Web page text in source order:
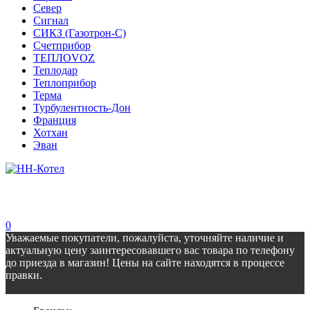
Север
Сигнал
СИКЗ (Газотрон-С)
Счетприбор
ТЕПЛОVOZ
Теплодар
Теплоприбор
Терма
Турбулентность-Дон
Франция
Хотхан
Эван
0
Уважаемые покупатели, пожалуйста, уточняйте наличие и
актуальную цену заинтересовавшего вас товара по телефону
до приезда в магазин! Цены на сайте находятся в процессе
правки.